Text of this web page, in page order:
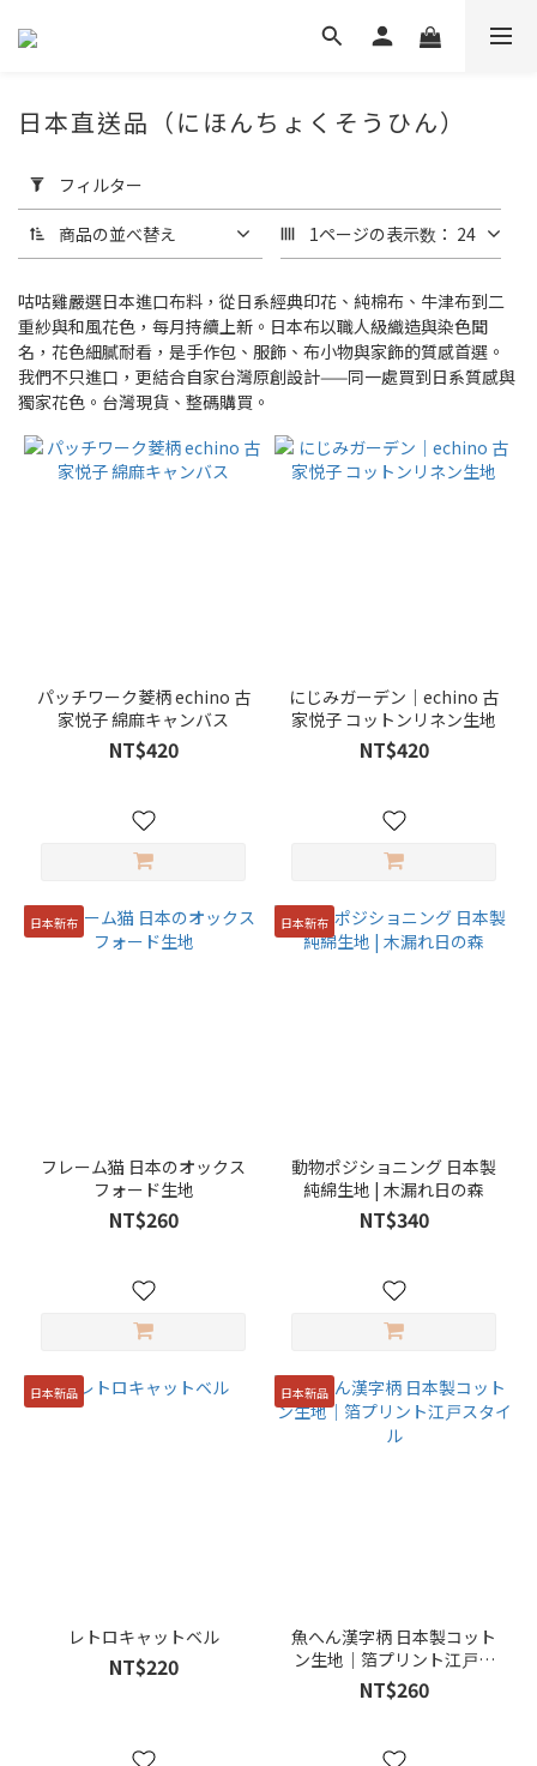
ィ
ル
タ
ー
適
用
(0/20)
価格
(NT$)
ド
(33)
小
料
日本直送品（にほんちょくそうひん）
フィルター
商品の並べ替え 1ページの表示数： 24
咕咕雞嚴選日本進口布料，從日系經典印花、純棉布、牛津布到二
重紗與和風花色，每月持續上新。日本布以職人級織造與染色聞
名，花色細膩耐看，是手作包、服飾、布小物與家飾的質感首選。
我們不只進口，更結合自家台灣原創設計——同一處買到日系質感與
獨家花色。台灣現貨、整碼購買。
パッチワーク菱柄 echino 古
家悦子 綿麻キャンバス
NT$420
にじみガーデン｜echino 古
家悦子 コットンリネン生地
NT$420
日本新布
フレーム猫 日本のオックス
フォード生地
NT$260
日本新布
動物ポジショニング 日本製
純綿生地 | 木漏れ日の森
NT$340
日本新品
レトロキャットベル
NT$220
日本新品
魚へん漢字柄 日本製コット
ン生地｜箔プリント江戸ス
タイル
NT$260